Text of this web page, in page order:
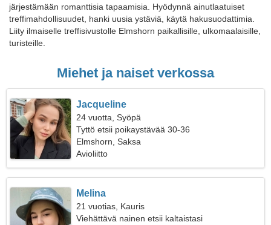
järjestämään romanttisia tapaamisia. Hyödynnä ainutlaatuiset
treffimahdollisuudet, hanki uusia ystäviä, käytä hakusuodattimia.
Liity ilmaiselle treffisivustolle Elmshorn paikallisille, ulkomaalaisille,
turisteille.
Miehet ja naiset verkossa
Jacqueline
24 vuotta, Syöpä
Tyttö etsii poikaystävää 30-36
Elmshorn, Saksa
Avioliitto
Melina
21 vuotias, Kauris
Viehättävä nainen etsii kaltaistasi